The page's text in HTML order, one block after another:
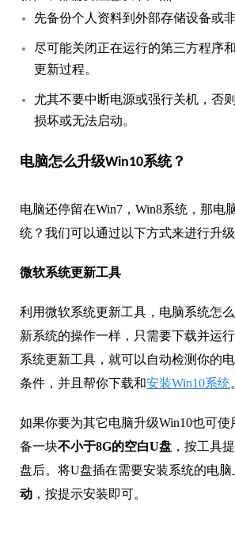
先备份个人资料到外部存储设备或
尽可能关闭正在运行的第三方程序
更新过程。
尤其不要中断电源或强行关机，否
损坏或无法启动。
电脑怎么升级Win10系统？
电脑还停留在Win7，Win8系统，那电
统？我们可以通过以下方式来进行升级
微软系统更新工具
利用微软系统更新工具，电脑系统怎
新系统的操作一样，只需要下载并运
系统更新工具，就可以自动检测你的
条件，并且帮你下载和安装Win10系统
如果你要为其它电脑升级Win10也可
备一块不小于8G的空白U盘 ，按工具
盘后。将U盘插在需要安装系统的电脑
动 ，按提示安装即可。